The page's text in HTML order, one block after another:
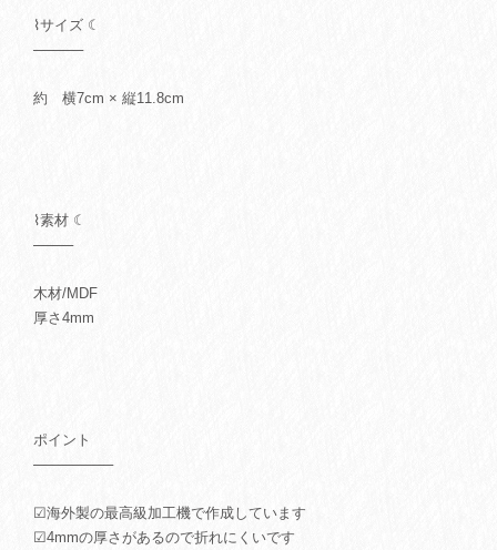
⌇サイズ ☾
─────
約 横7cm × 縦11.8cm
⌇素材 ☾
────
木材/MDF
厚さ4mm
ポイント
────────
☑︎海外製の最高級加工機で作成しています
☑︎4mmの厚さがあるので折れにくいです